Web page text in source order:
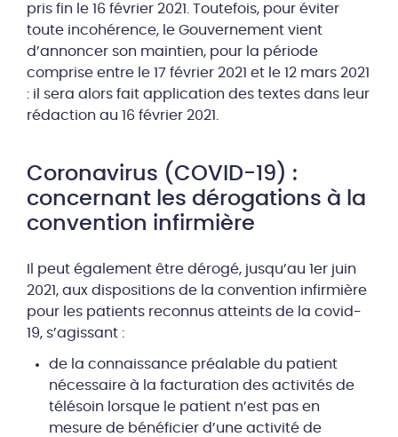
pris fin le 16 février 2021. Toutefois, pour éviter
toute incohérence, le Gouvernement vient
d’annoncer son maintien, pour la période
comprise entre le 17 février 2021 et le 12 mars 2021
: il sera alors fait application des textes dans leur
rédaction au 16 février 2021.
Coronavirus (COVID-19) :
concernant les dérogations à la
convention infirmière
Il peut également être dérogé, jusqu’au 1er juin
2021, aux dispositions de la convention infirmière
pour les patients reconnus atteints de la covid-
19, s’agissant :
de la connaissance préalable du patient
nécessaire à la facturation des activités de
télésoin lorsque le patient n’est pas en
mesure de bénéficier d’une activité de